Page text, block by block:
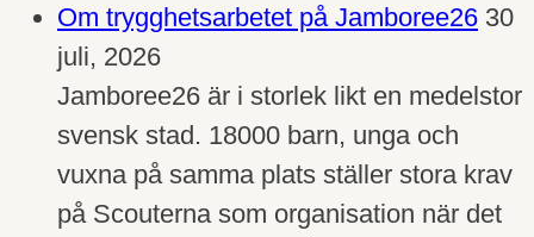
Om trygghetsarbetet på Jamboree26 30
juli, 2026
Jamboree26 är i storlek likt en medelstor
svensk stad. 18000 barn, unga och
vuxna på samma plats ställer stora krav
på Scouterna som organisation när det